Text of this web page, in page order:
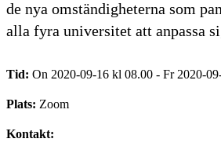
de nya omständigheterna som
alla fyra universitet att anpassa
Tid: On 2020-09-16 kl 08.00 - Fr 2020-
Plats: Zoom
Kontakt: